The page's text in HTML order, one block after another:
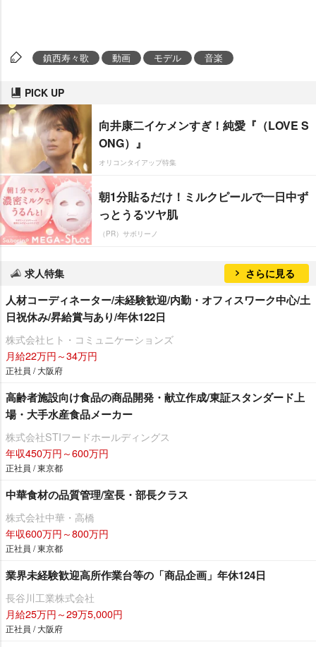
鎮西寿々歌 動画 モデル 音楽
PICK UP
向井康二イケメンすぎ！純愛『（LOVE S
ONG）』
オリコンタイアップ特集
朝1分貼るだけ！ミルクピールで一日中ず
っとうるツヤ肌
（PR）サボリーノ
求人特集 さらに見る
人材コーディネーター/未経験歓迎/内勤・オフィスワーク中心/土
日祝休み/昇給賞与あり/年休122日
株式会社ヒト・コミュニケーションズ
月給22万円～34万円
正社員 / 大阪府
高齢者施設向け食品の商品開発・献立作成/東証スタンダード上
場・大手水産食品メーカー
株式会社STIフードホールディングス
年収450万円～600万円
正社員 / 東京都
中華食材の品質管理/室長・部長クラス
株式会社中華・高橋
年収600万円～800万円
正社員 / 東京都
業界未経験歓迎高所作業台等の「商品企画」年休124日
長谷川工業株式会社
月給25万円～29万5,000円
正社員 / 大阪府